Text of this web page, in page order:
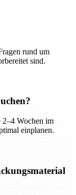
rund um
sind.
2–4 Wochen im
einplanen.